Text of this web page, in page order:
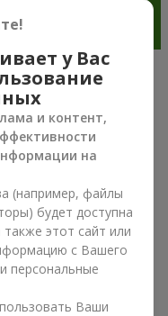
современной
Киев
выбор подарка к
симметрию
весенней
выбирают те, кто
но в то же время
выглядит
создаёт
передать самые
без лишних слов и
у Вас
и контент,
на
(например, файлы
будет доступна
этот сайт или
с Вашего
персональные
Ваши